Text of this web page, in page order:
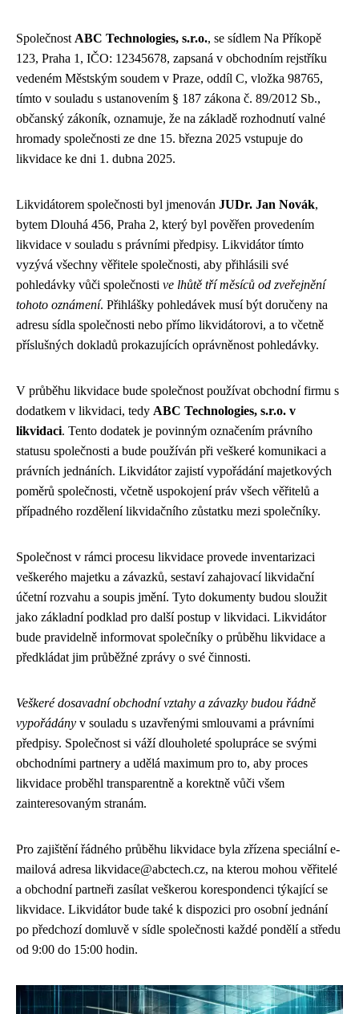
Společnost ABC Technologies, s.r.o., se sídlem Na Příkopě
123, Praha 1, IČO: 12345678, zapsaná v obchodním rejstříku
vedeném Městským soudem v Praze, oddíl C, vložka 98765,
tímto v souladu s ustanovením § 187 zákona č. 89/2012 Sb.,
občanský zákoník, oznamuje, že na základě rozhodnutí valné
hromady společnosti ze dne 15. března 2025 vstupuje do
likvidace ke dni 1. dubna 2025.
Likvidátorem společnosti byl jmenován JUDr. Jan Novák,
bytem Dlouhá 456, Praha 2, který byl pověřen provedením
likvidace v souladu s právními předpisy. Likvidátor tímto
vyzývá všechny věřitele společnosti, aby přihlásili své
pohledávky vůči společnosti ve lhůtě tří měsíců od zveřejnění
tohoto oznámení. Přihlášky pohledávek musí být doručeny na
adresu sídla společnosti nebo přímo likvidátorovi, a to včetně
příslušných dokladů prokazujících oprávněnost pohledávky.
V průběhu likvidace bude společnost používat obchodní firmu s
dodatkem v likvidaci, tedy ABC Technologies, s.r.o. v
likvidaci. Tento dodatek je povinným označením právního
statusu společnosti a bude používán při veškeré komunikaci a
právních jednáních. Likvidátor zajistí vypořádání majetkových
poměrů společnosti, včetně uspokojení práv všech věřitelů a
případného rozdělení likvidačního zůstatku mezi společníky.
Společnost v rámci procesu likvidace provede inventarizaci
veškerého majetku a závazků, sestaví zahajovací likvidační
účetní rozvahu a soupis jmění. Tyto dokumenty budou sloužit
jako základní podklad pro další postup v likvidaci. Likvidátor
bude pravidelně informovat společníky o průběhu likvidace a
předkládat jim průběžné zprávy o své činnosti.
Veškeré dosavadní obchodní vztahy a závazky budou řádně
vypořádány v souladu s uzavřenými smlouvami a právními
předpisy. Společnost si váží dlouholeté spolupráce se svými
obchodními partnery a udělá maximum pro to, aby proces
likvidace proběhl transparentně a korektně vůči všem
zainteresovaným stranám.
Pro zajištění řádného průběhu likvidace byla zřízena speciální e-
mailová adresa likvidace@abctech.cz, na kterou mohou věřitelé
a obchodní partneři zasílat veškerou korespondenci týkající se
likvidace. Likvidátor bude také k dispozici pro osobní jednání
po předchozí domluvě v sídle společnosti každé pondělí a středu
od 9:00 do 15:00 hodin.